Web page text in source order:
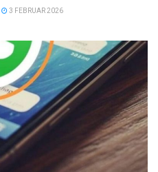
3 FEBRUAR 2026